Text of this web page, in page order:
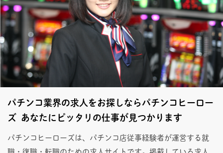
パチンコ業界の求人をお探しならパチンコヒーロー
ズ あなたにピッタリの仕事が見つかります
パチンコヒーローズは、パチンコ店従事経験者が運営する就